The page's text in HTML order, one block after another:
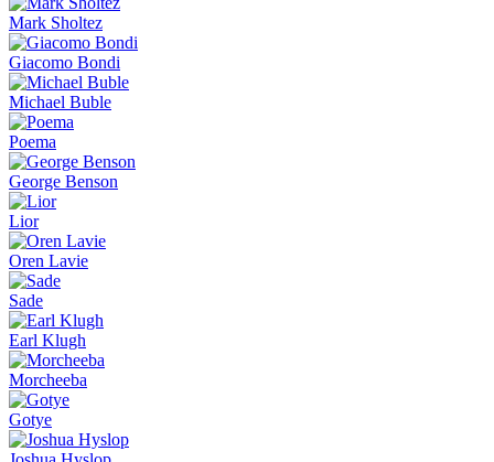
Mark Sholtez
Giacomo Bondi
Michael Buble
Poema
George Benson
Lior
Oren Lavie
Sade
Earl Klugh
Morcheeba
Gotye